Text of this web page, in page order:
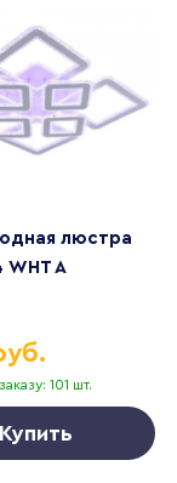
люстра
A
101 шт.
Купить